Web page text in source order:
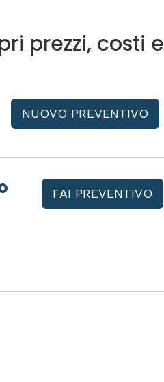
prezzi, costi e
NUOVO PREVENTIVO
FAI PREVENTIVO